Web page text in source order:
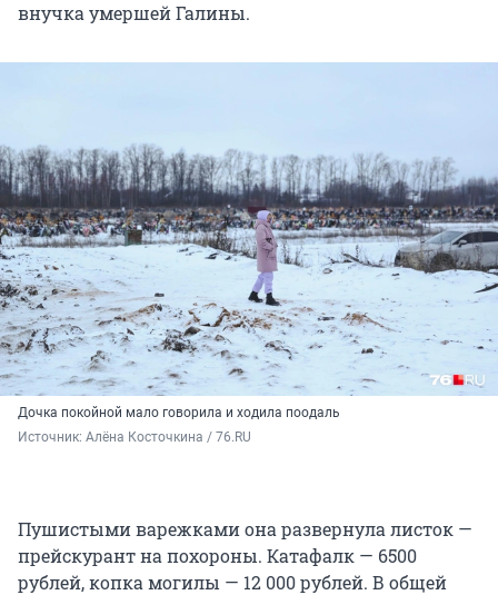
внучка умершей Галины.
Дочка покойной мало говорила и ходила поодаль
Источник: Алёна Косточкина / 76.RU
Пушистыми варежками она развернула листок —
прейскурант на похороны. Катафалк — 6500
рублей, копка могилы — 12 000 рублей. В общей